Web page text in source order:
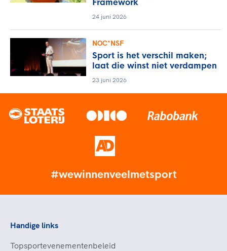
Framework
24 juni 2026
NOC*NSF
Sport is het verschil maken;
laat die winst niet verdampen
23 juni 2026
#wewinnenveelmetsport
Handige links
Topsportevenementenbeleid